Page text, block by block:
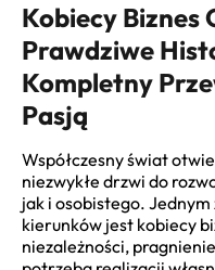
Kobiecy Biznes
Prawdziwe
Kompletny
Pasją
Współczesny świat
niezwykłe drzwi do
jak i osobistego.
kierunków jest kobiecy
niezależności,